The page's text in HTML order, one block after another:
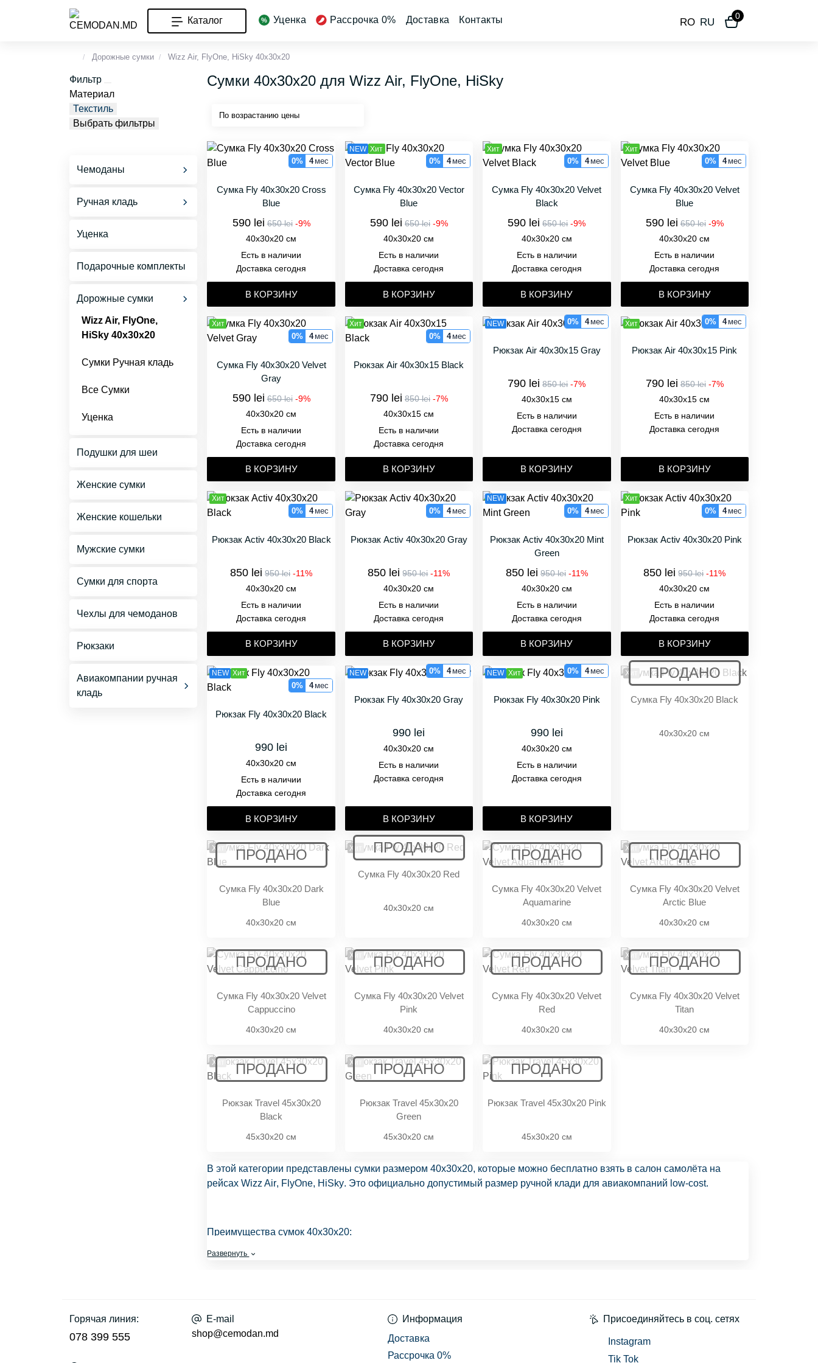
Каталог Уценка Рассрочка 0% Доставка Контакты RO RU
0
Дорожные сумки Wizz Air, FlyOne, HiSky 40x30x20
Фильтр
Материал
Текстиль
Выбрать фильтры
Чемоданы
кладь S
Ручная кладь
40x30x20
Большая Ручная
Уценка
Уценка
Подарочные комплекты
Дорожные сумки
Wizz Air, FlyOne,
HiSky 40x30x20
Сумки Ручная кладь
Все Сумки
Уценка
Подушки для шеи
Женские сумки
Женские кошельки
Мужские сумки
Сумки для спорта
Чехлы для чемоданов
Рюкзаки
Авиакомпании ручная
кладь
Сумки 40x30x20 для Wizz Air, FlyOne, HiSky
0% 4 мес
Сумка Fly 40x30x20 Cross
Blue
590 lei 650 lei -9%
40x30x20 см
Есть в наличии
Доставка сегодня
В КОРЗИНУ
NEW Хит
0% 4мес
Сумка Fly 40x30x20 Vector
Blue
590 lei 650 lei -9%
40x30x20 см
Есть в наличии
Доставка сегодня
В КОРЗИНУ
Хит
0% 4 мес
Сумка Fly 40x30x20 Velvet
Black
590 lei 650 lei -9%
40x30x20 см
Есть в наличии
Доставка сегодня
В КОРЗИНУ
Хит
0% 4 мес
Сумка Fly 40x30x20 Velvet
Blue
590 lei 650 lei -9%
40x30x20 см
Есть в наличии
Доставка сегодня
В КОРЗИНУ
Хит
0% 4 мес
Сумка Fly 40x30x20 Velvet
Gray
590 lei 650 lei -9%
40x30x20 см
Есть в наличии
Доставка сегодня
В КОРЗИНУ
Хит
0% 4мес
Рюкзак Air 40x30x15 Black
790 lei 850 lei -7%
40x30x15 см
Есть в наличии
Доставка сегодня
В КОРЗИНУ
NEW 0% 4 мес
Рюкзак Air 40x30x15 Gray
790 lei 850 lei -7%
40x30x15 см
Есть в наличии
Доставка сегодня
В КОРЗИНУ
Хит 0% 4 мес
Рюкзак Air 40x30x15 Pink
790 lei 850 lei -7%
40x30x15 см
Есть в наличии
Доставка сегодня
В КОРЗИНУ
Хит
0% 4 мес
Рюкзак Activ 40x30x20 Black
850 lei 950 lei -11%
40x30x20 см
Есть в наличии
Доставка сегодня
В КОРЗИНУ
0% 4мес
Рюкзак Activ 40x30x20 Gray
850 lei 950 lei -11%
40x30x20 см
Есть в наличии
Доставка сегодня
В КОРЗИНУ
NEW
0% 4 мес
Рюкзак Activ 40x30x20 Mint
Green
850 lei 950 lei -11%
40x30x20 см
Есть в наличии
Доставка сегодня
В КОРЗИНУ
Хит
0% 4 мес
Рюкзак Activ 40x30x20 Pink
850 lei 950 lei -11%
40x30x20 см
Есть в наличии
Доставка сегодня
В КОРЗИНУ
NEW Хит
0% 4 мес
Рюкзак Fly 40x30x20 Black
990 lei
40x30x20 см
Есть в наличии
Доставка сегодня
В КОРЗИНУ
NEW 0% 4мес
Рюкзак Fly 40x30x20 Gray
990 lei
40x30x20 см
Есть в наличии
Доставка сегодня
В КОРЗИНУ
NEW Хит 0% 4 мес
Рюкзак Fly 40x30x20 Pink
990 lei
40x30x20 см
Есть в наличии
Доставка сегодня
В КОРЗИНУ
Хит
Сумка Fly 40x30x20 Black
40x30x20 см
Хит
Сумка Fly 40x30x20 Dark
Blue
40x30x20 см
Хит
Сумка Fly 40x30x20 Red
40x30x20 см
Сумка Fly 40x30x20 Velvet
Aquamarine
40x30x20 см
Хит
Сумка Fly 40x30x20 Velvet
Arctic Blue
40x30x20 см
Сумка Fly 40x30x20 Velvet
Cappuccino
40x30x20 см
Хит
Сумка Fly 40x30x20 Velvet
Pink
40x30x20 см
Сумка Fly 40x30x20 Velvet
Red
40x30x20 см
Хит
Сумка Fly 40x30x20 Velvet
Titan
40x30x20 см
Хит
Рюкзак Travel 45x30x20
Black
45x30x20 см
Хит
Рюкзак Travel 45x30x20
Green
45x30x20 см
Рюкзак Travel 45x30x20 Pink
45x30x20 см
В этой категории представленысумки размером40x30x20, которые можно бесплатно взять в салон самолёта на
рейсахWizz Air, FlyOne, HiSky. Это официально допустимый размер ручной клади для авиакомпаний low-cost.
Преимущества сумок 40x30x20:
✅ Подходят под стандарт бесплатной ручной клади
✅ Модели для женщин, мужчин и подростков
Развернуть
Горячая линия:
078 399 555
E-mail
shop@cemodan.md
Информация
Доставка
Рассрочка 0%
Присоединяйтесь в соц. сетях
Instagram
Tik Tok